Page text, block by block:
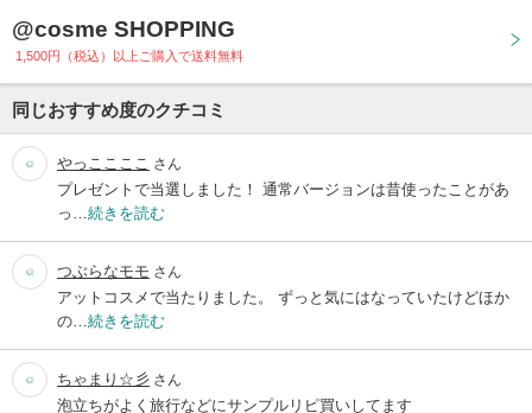
@cosme SHOPPING
1,500円（税込）以上ご購入で送料無料
同じおすすめ度のクチコミ
やっここここ さん
プレゼントで当選しました！ 通常バージョンは昔使ったことがあ
っ… 続きを読む
つぶらなモモ さん
アットコスメで当たりました。 ずっと気にはなっていたけどほか
の… 続きを読む
ちゃまり☆彡 さん
泡立ちがよく旅行などにサンプルリピ買いしてます